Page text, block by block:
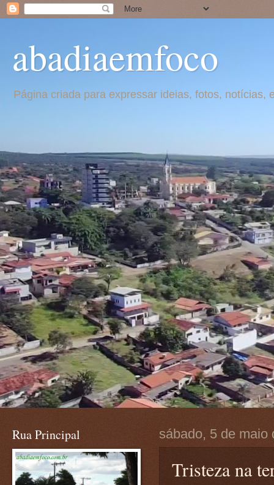
abadiaemfoco
Página criada para expressar ideias, fotos,
sábado, 5 de maio
Tristeza na
Rua Principal